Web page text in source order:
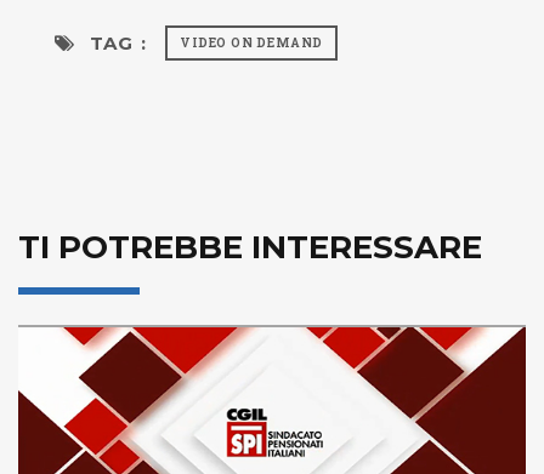
TAG : VIDEO ON DEMAND
TI POTREBBE INTERESSARE